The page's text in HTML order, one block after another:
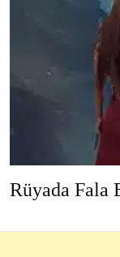
Rüyada Fala